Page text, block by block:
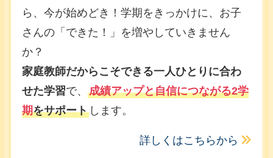
ら、今が始めどき！学期をきっかけに、お子
さんの「できた！」を増やしていきません
か？
家庭教師だからこそできる一人ひとりに合わ
せた学習で、 成績アップと自信につながる2学
期をサポートします。
詳しくはこちらから